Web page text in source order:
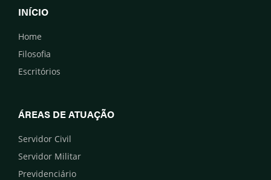
INÍCIO
Home
Filosofia
Escritórios
ÁREAS DE ATUAÇÃO
Servidor Civil
Servidor Militar
Previdenciário